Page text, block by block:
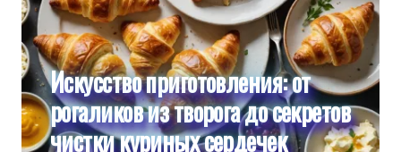
Искусство приготовления: от
рогаликов из творога до секретов
чистки куриных сердечек